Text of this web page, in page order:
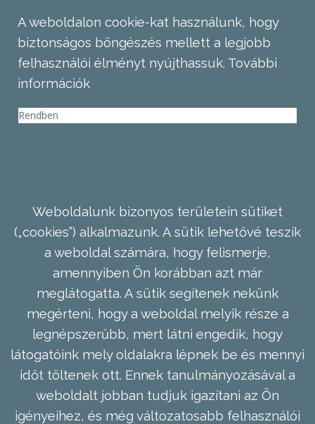
A weboldalon cookie-kat használunk, hogy
biztonságos böngészés mellett a legjobb
felhasználói élményt nyújthassuk. További
információk
Rendben
Weboldalunk bizonyos területein sütiket
(„cookies”) alkalmazunk. A sütik lehetővé teszik
a weboldal számára, hogy felismerje,
amennyiben Ön korábban azt már
meglátogatta. A sütik segítenek nekünk
megérteni, hogy a weboldal melyik része a
legnépszerűbb, mert látni engedik, hogy
látogatóink mely oldalakra lépnek be és mennyi
időt töltenek ott. Ennek tanulmányozásával a
weboldalt jobban tudjuk igazítani az Ön
igényeihez, és még változatosabb felhasználói